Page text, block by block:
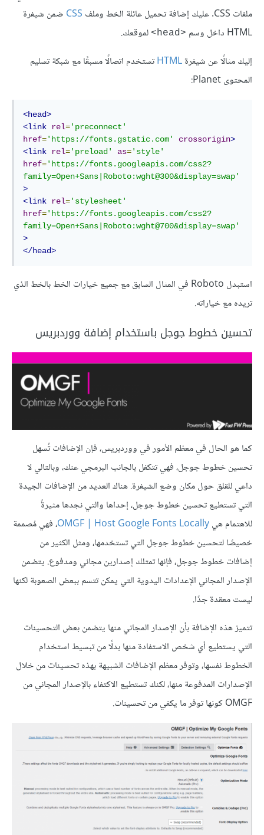
ملفات CSS. عليك إضافة تحميل عائلة الخط وملف
CSS ضمن شيفرة
HTML داخل وسم
<head>
لموقعك.
إليك مثالًا عن شيفرةHTMLتستخدم اتصالًا مسبقًا مع شبكة تسليم
المحتوى Planet:
<head>
<link rel='preconnect'
href='https://fonts.gstatic.com' crossorigin>
<link rel='preload' as='style'
href='https://fonts.googleapis.com/css2?
family=Open+Sans|Roboto:wght@300&display=swap'
>
<link rel='stylesheet'
href='https://fonts.googleapis.com/css2?
family=Open+Sans|Roboto:wght@700&display=swap'
>
</head>
استبدل Roboto في المثال السابق مع جميع خيارات الخط بالخط الذي
تريده مع خياراته.
تحسين خطوط جوجل باستخدام إضافة ووردبريس
كما هو الحال في معظم الأمور في ووردبريس، فإن الإضافات تُسهل
تحسين خطوط جوجل، فهي تتكفل بالجانب البرمجي عنك، وبالتالي لا
داعي للقلق حول مكان وضع الشيفرة. هناك العديد من الإضافات الجيدة
التي تستطيع تحسين خطوط جوجل، إحداها والتي نجدها مثيرةً
للاهتمام هيOMGF | Host Google Fonts Locally، فهي مُصممة
خصيصًا لتحسين خطوط جوجل التي تستخدمها، ومثل الكثير من
إضافات خطوط جوجل، فإنها تمتلك إصدارين مجاني ومدفوع. يتضمن
الإصدار المجاني الإعدادات اليدوية التي يمكن تتسم ببعض الصعوبة لكنها
ليست معقدة جدًا.
تتميز هذه الإضافة بأن الإصدار المجاني منها يتضمن بعض التحسينات
التي يستطيع أي شخص الاستفادة منها بدلًا من تبسيط استخدام
الخطوط نفسها، وتوفر معظم الإضافات الشبيهة بهذه تحسينات من خلال
الإصدارات المدفوعة منها، لكنك تستطيع الاكتفاء بالإصدار المجاني من
OMGF كونها توفر ما يكفي من تحسينات.